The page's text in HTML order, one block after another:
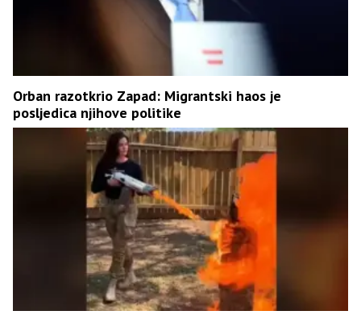
Orban razotkrio Zapad: Migrantski haos je
posljedica njihove politike